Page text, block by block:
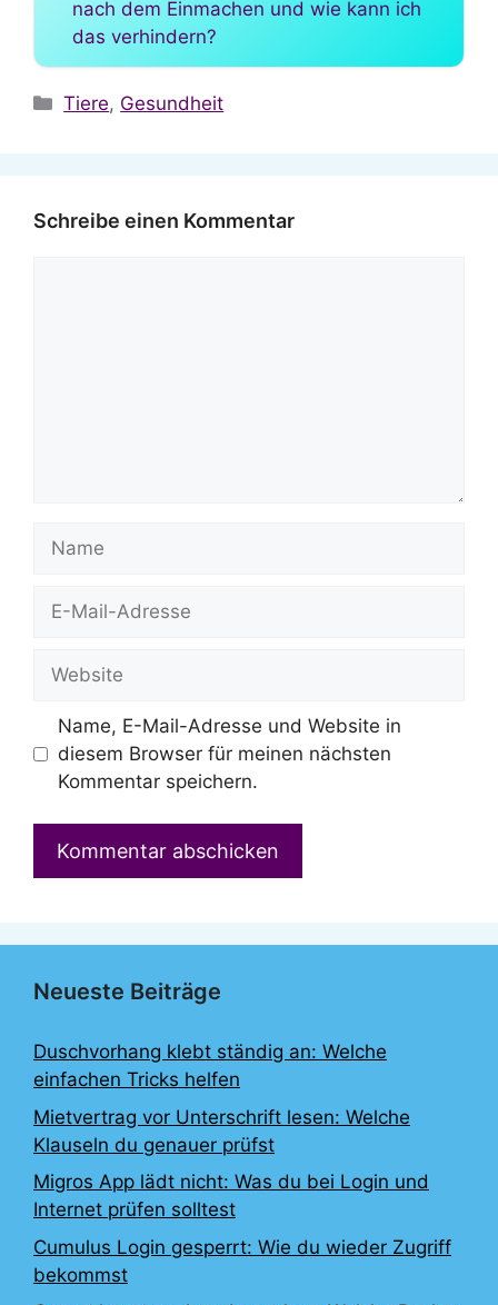
nach dem Einmachen und wie kann ich
das verhindern?
Kategorien
Tiere, Gesundheit
Schreibe einen Kommentar
Mail-
Name, E-Mail-Adresse und Website in
diesem Browser für meinen nächsten
Kommentar speichern.
Neueste Beiträge
Duschvorhang klebt ständig an: Welche
einfachen Tricks helfen
Mietvertrag vor Unterschrift lesen: Welche
Klauseln du genauer prüfst
Migros App lädt nicht: Was du bei Login und
Internet prüfen solltest
Cumulus Login gesperrt: Wie du wieder Zugriff
bekommst